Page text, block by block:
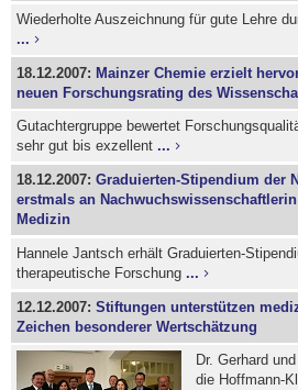
Wiederholte Auszeichnung für gute Lehre
...
18.12.2007: Mainzer Chemie erzielt
neuen Forschungsrating des
Gutachtergruppe bewertet
sehr gut bis exzellent...
18.12.2007:Graduierten-Stipendium der
erstmals an
Medizin
Hannele Jantsch erhält Graduierten-
therapeutische Forschung...
12.12.2007:Stiftungen unterstützen
Zeichen besonderer Wertschätzung
Dr. Gerhard
die Hoffmann-